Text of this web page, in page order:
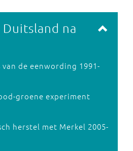
Duitsland na
de eenwording 1991-
groene experiment
herstel met Merkel 2005-